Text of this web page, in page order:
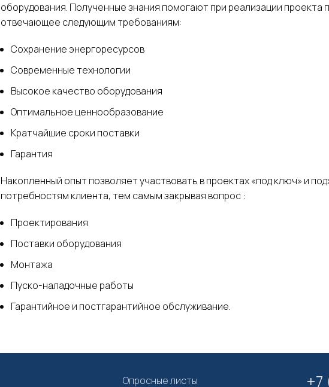
оборудования. Полученные знания помогают при реализации проекта
отвечающее следующим требованиям:
Сохранение энергоресурсов
Современные технологии
Высокое качество оборудования
Оптимальное ценнообразование
Кратчайшие сроки поставки
Гарантия
Накопленный опыт позволяет участвовать в проектах «под ключ» и
потребностям клиента, тем самым закрывая вопрос :
Проектирования
Поставки оборудования
Монтажа
Пуско-наладочные работы
Гарантийное и постгарантийное обслуживание.
Опросные листы